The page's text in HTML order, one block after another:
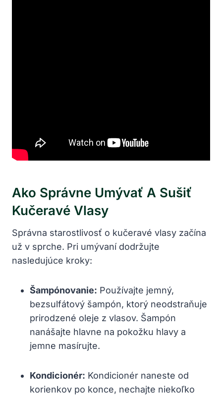
Ako‌ Správne⁤ Umývať A Sušiť
Kučeravé Vlasy
Správna starostlivosť o‍ kučeravé vlasy začína
už v​ sprche. Pri​ umývaní dodržujte
nasledujúce kroky:
Šampónovanie: Používajte jemný,
bezsulfátový šampón, ktorý neodstraňuje
prirodzené oleje⁤ z vlasov. Šampón
⁢nanášajte hlavne na ⁤pokožku hlavy ‌a
jemne masírujte.
Kondicionér: ​Kondicionér naneste od
korienkov po konce, nechajte⁢ niekoľko